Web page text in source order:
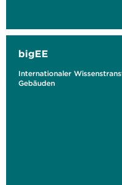
bigEE
Internationaler
Gebäuden